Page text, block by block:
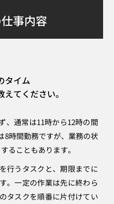
事内容
タイム
てください。
、通常は11時から12時の間
8時間勤務ですが、業務の状
ることもあります。
行うタスクと、期限までに
。一定の作業は先に終わら
タスクを順番に片付けてい